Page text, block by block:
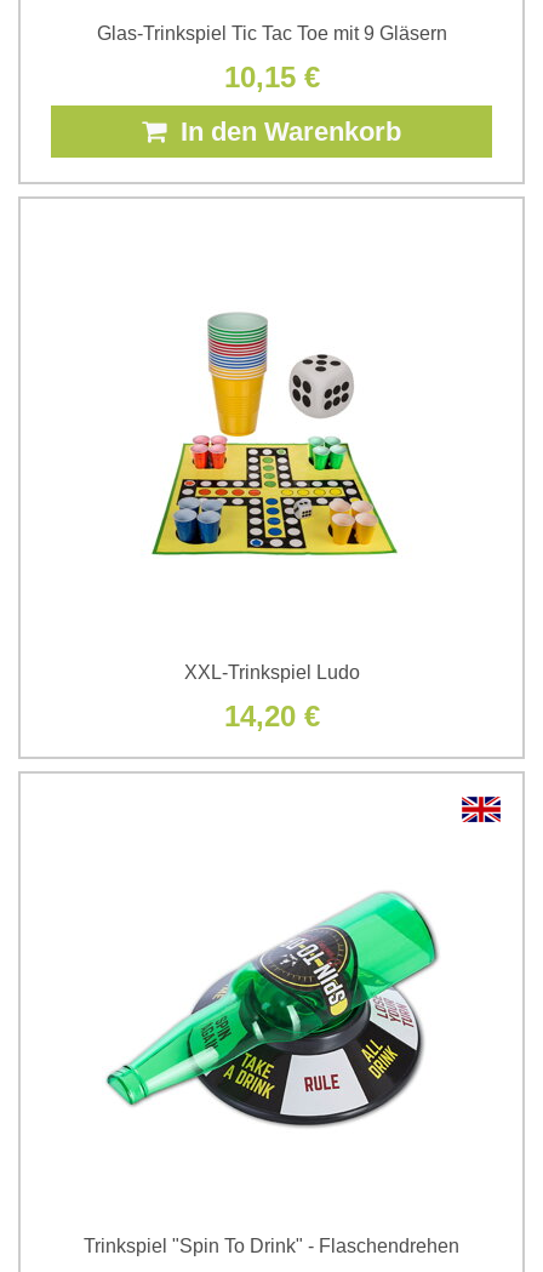
Glas-Trinkspiel Tic Tac Toe mit 9 Gläsern
10,15 €
In den Warenkorb
XXL-Trinkspiel Ludo
14,20 €
Trinkspiel "Spin To Drink" - Flaschendrehen